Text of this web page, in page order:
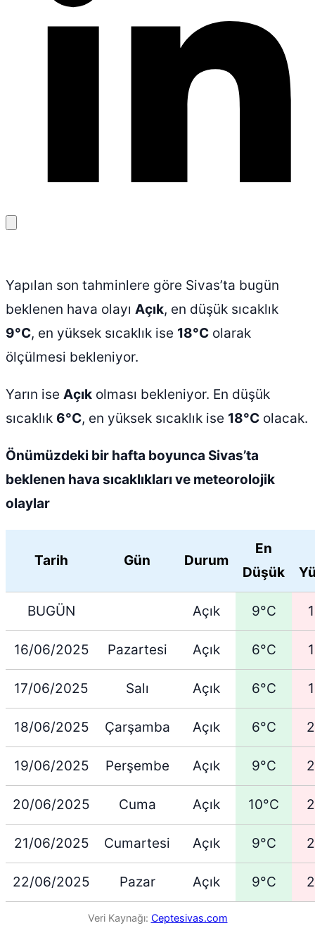
kopyala
Yapılan son tahminlere göre Sivas’ta bugün
beklenen hava olayı Açık, en düşük sıcaklık
9°C, en yüksek sıcaklık ise 18°C olarak
ölçülmesi bekleniyor.
Yarın ise Açık olması bekleniyor. En düşük
sıcaklık 6°C, en yüksek sıcaklık ise 18°C olacak.
Önümüzdeki bir hafta boyunca Sivas’ta
beklenen hava sıcaklıkları ve meteorolojik
olaylar
Tarih Gün Durum
En
Düşük
BUGÜN Açık 9°C
16/06/2025 Pazartesi Açık 6°C
17/06/2025 Salı Açık 6°C
18/06/2025 Çarşamba Açık 6°C
19/06/2025 Perşembe Açık 9°C
20/06/2025 Cuma Açık 10°C
21/06/2025 Cumartesi Açık 9°C
22/06/2025 Pazar Açık 9°C
Veri Kaynağı: Ceptesivas.com